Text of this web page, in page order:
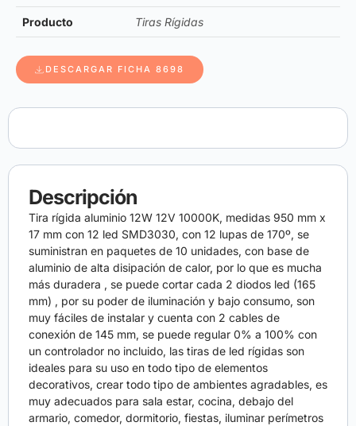
Producto Tiras Rígidas
DESCARGAR FICHA 8698
Descripción
Tira rígida aluminio 12W 12V 10000K, medidas 950 mm x
17 mm con 12 led SMD3030, con 12 lupas de 170º, se
suministran en paquetes de 10 unidades, con base de
aluminio de alta disipación de calor, por lo que es mucha
más duradera , se puede cortar cada 2 diodos led (165
mm) , por su poder de iluminación y bajo consumo, son
muy fáciles de instalar y cuenta con 2 cables de
conexión de 145 mm, se puede regular 0% a 100% con
un controlador no incluido, las tiras de led rígidas son
ideales para su uso en todo tipo de elementos
decorativos, crear todo tipo de ambientes agradables, es
muy adecuados para sala estar, cocina, debajo del
armario, comedor, dormitorio, fiestas, iluminar perímetros